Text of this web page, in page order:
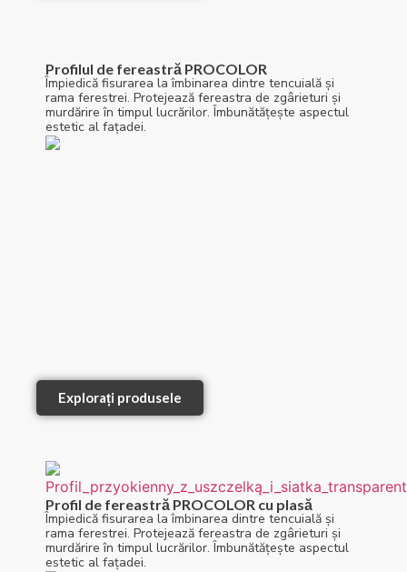
Profilul de fereastră PROCOLOR
Împiedică fisurarea la îmbinarea dintre tencuială și
rama ferestrei. Protejează fereastra de zgârieturi și
murdărire în timpul lucrărilor. Îmbunătățește aspectul
estetic al fațadei.
Explorați produsele
Profil de fereastră PROCOLOR cu plasă
Împiedică fisurarea la îmbinarea dintre tencuială și
rama ferestrei. Protejează fereastra de zgârieturi și
murdărire în timpul lucrărilor. Îmbunătățește aspectul
estetic al fațadei.